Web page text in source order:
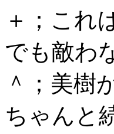
＋；これ
でも敵わ
＾；美樹
ちゃんと